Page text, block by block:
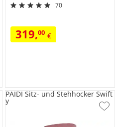
70
319,00 €
PAIDI Sitz- und Stehhocker Swift
y